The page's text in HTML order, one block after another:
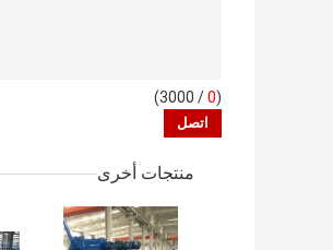
(
0
/ 3000)
منتجات أخرى